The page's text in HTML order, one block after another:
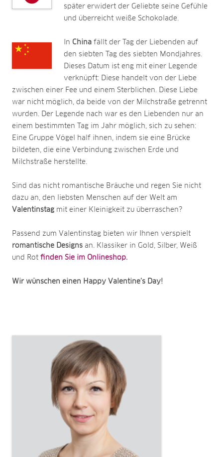
später erwidert der Geliebte seine Gefühle
und überreicht weiße Schokolade.
In China fällt der Tag der Liebenden auf
den siebten Tag des siebten Mondjahres.
Dieses Datum ist eng mit einer Legende
verknüpft: Diese handelt von der Liebe
zwischen einer Fee und einem Sterblichen. Diese Liebe
war nicht möglich, da beide von der Milchstraße getrennt
wurden. Der Legende nach war es den Liebenden nur an
einem bestimmten Tag im Jahr möglich, sich zu sehen:
Eine Gruppe Vögel half ihnen, indem sie eine Brücke
bildeten, die eine Verbindung zwischen Erde und
Milchstraße herstellte.
Sind das nicht romantische Bräuche und regen Sie nicht
dazu an, den liebsten Menschen auf der Welt am
Valentinstag mit einer Kleinigkeit zu überraschen?
Passend zum Valentinstag bieten wir Ihnen verspielt
romantische Designs an. Klassiker in Gold, Silber, Weiß
und Rot finden Sie im Onlineshop.
Wir wünschen einen Happy Valentine’s Day!